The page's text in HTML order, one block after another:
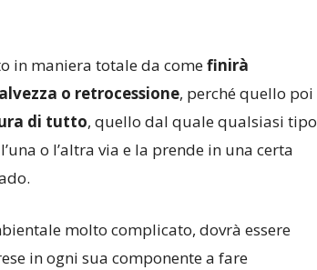
in maniera totale da comefinirà
o retrocessione, perché quello poi
di tutto, quello dal quale qualsiasi tipo
o l’altra via e la prende in una certa
molto complicato, dovrà essere
in ogni sua componente a fare